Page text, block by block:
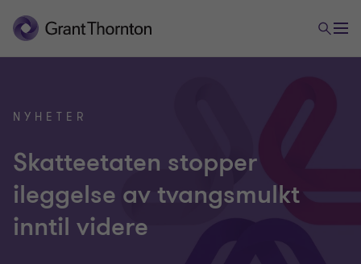
NYHETER
Skatteetaten stopper
ileggelse av tvangsmulkt
inntil videre